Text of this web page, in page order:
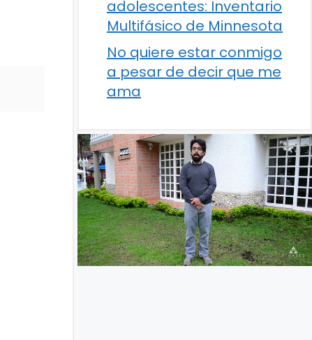
adolescentes: Inventario
Multifásico de Minnesota
No quiere estar conmigo
a pesar de decir que me
ama